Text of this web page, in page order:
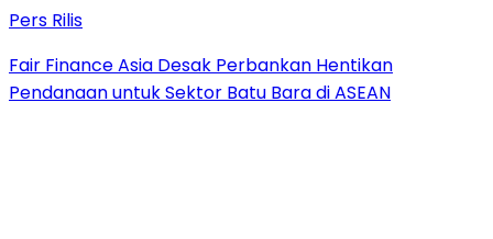
Pers Rilis
Fair Finance Asia Desak Perbankan Hentikan
Pendanaan untuk Sektor Batu Bara di ASEAN